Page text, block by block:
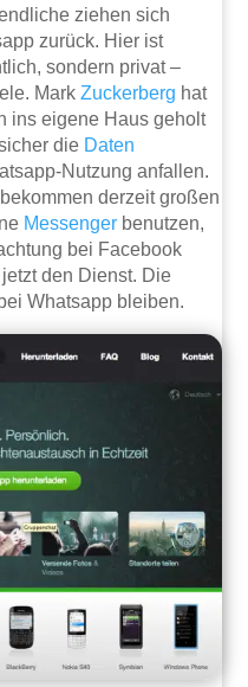
ziehen sich
zurück. Hier ist
sondern privat –
MarkZuckerberg hat
ins eigene Haus geholt
die Daten
Nutzung anfallen.
bekommen derzeit großen
Messenger benutzen,
bei Facebook
den Dienst. Die
Whatsapp bleiben.